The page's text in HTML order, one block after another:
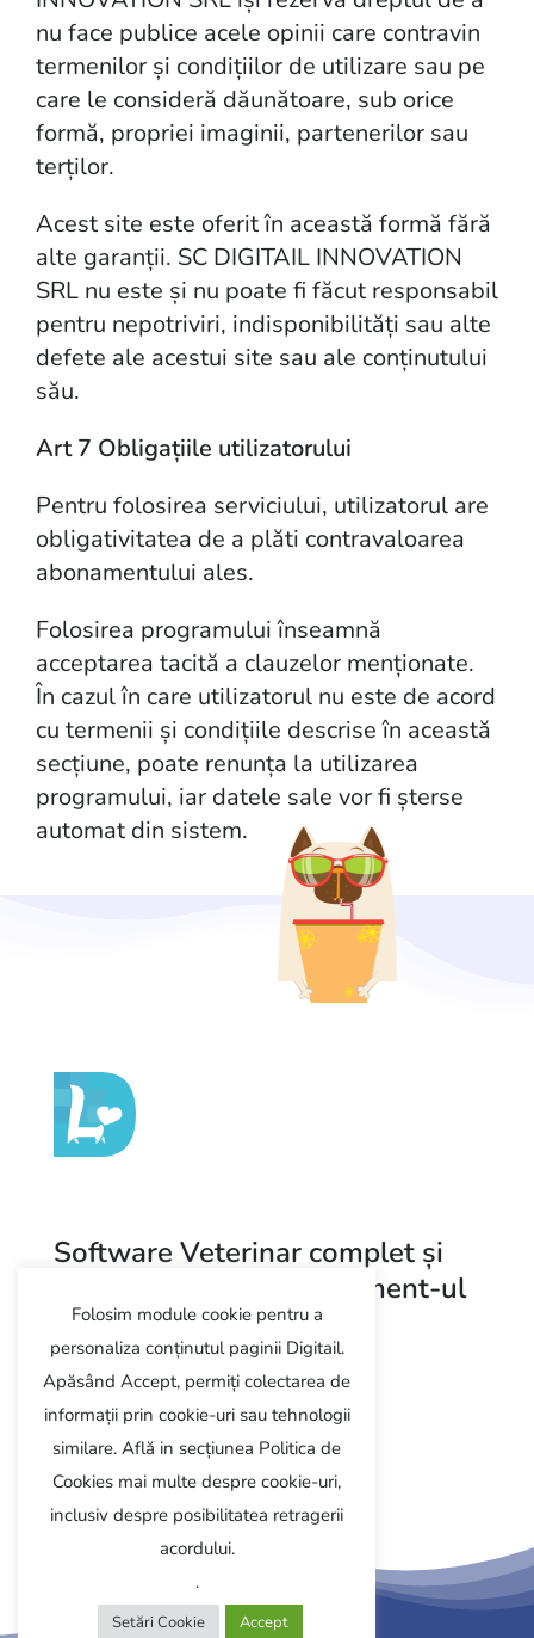
nu face publice acele opinii care contravin
termenilor și condițiilor de utilizare sau pe
care le consideră dăunătoare, sub orice
formă, propriei imaginii, partenerilor sau
terților.
Acest site este oferit în această formă fără
alte garanții. SC DIGITAIL INNOVATION
SRL nu este și nu poate fi făcut responsabil
pentru nepotriviri, indisponibilități sau alte
defete ale acestui site sau ale conținutului
său.
Art 7 Obligațiile utilizatorului
Pentru folosirea serviciului, utilizatorul are
obligativitatea de a plăti contravaloarea
abonamentului ales.
Folosirea programului înseamnă
acceptarea tacită a clauzelor menționate.
În cazul în care utilizatorul nu este de acord
cu termenii și condițiile descrise în această
secțiune, poate renunța la utilizarea
programului, iar datele sale vor fi șterse
automat din sistem.
Software Veterinar complet și
modern pentru management-ul
clinicii
Programează demo
Follow us
Folosim module cookie pentru a
personaliza conținutul paginii Digitail.
Apăsând Accept, permiți colectarea de
informații prin cookie-uri sau tehnologii
similare. Află in secțiunea Politica de
Cookies mai multe despre cookie-uri,
inclusiv despre posibilitatea retragerii
acordului.
.
Setări Cookie Accept